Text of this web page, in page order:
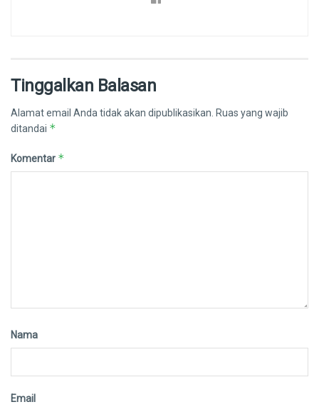
Tinggalkan Balasan
Alamat email Anda tidak akan dipublikasikan. Ruas yang wajib
ditandai *
Komentar *
Nama
Email